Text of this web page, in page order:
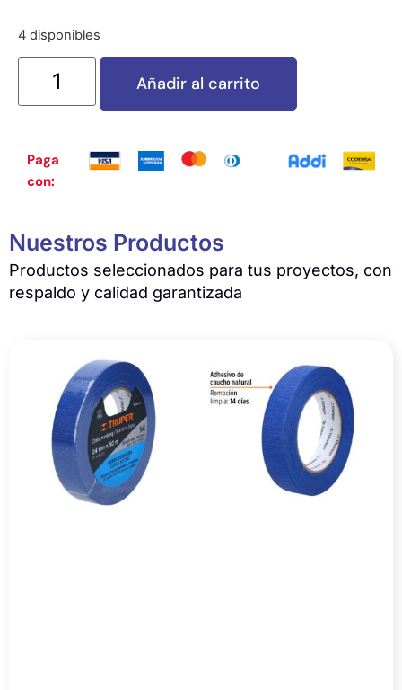
4 disponibles
Añadir al carrito
Paga
con:
Nuestros Productos
Productos seleccionados para tus proyectos, con
respaldo y calidad garantizada